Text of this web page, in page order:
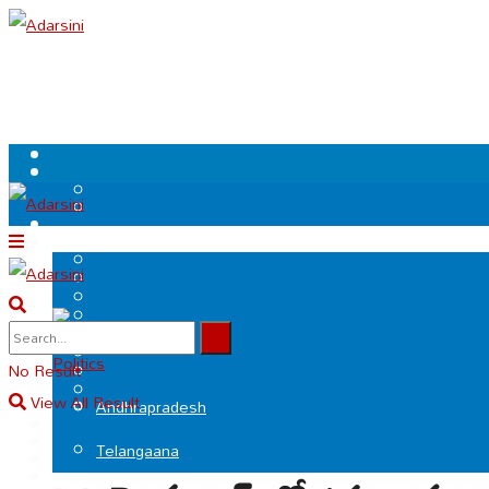
.
Politics
Andhrapradesh
Telangaana
No Result
View All Result